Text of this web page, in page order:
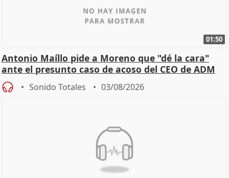
01:50
Antonio Maíllo pide a Moreno que "dé la cara"
ante el presunto caso de acoso del CEO de ADM
Sonido Totales 03/08/2026